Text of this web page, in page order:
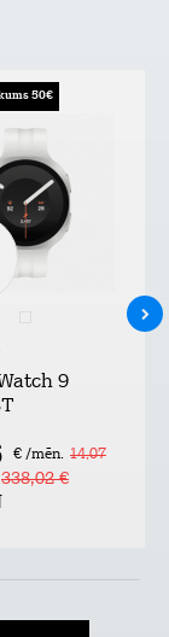
50€
9
€ /mēn. 14,07
338,02 €